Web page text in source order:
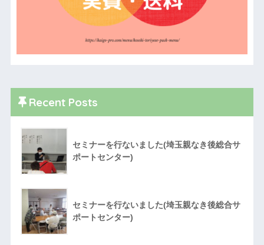
Recent Posts
セミナーを行ないました(埼玉親なき後総合サ
ポートセンター)
セミナーを行ないました(埼玉親なき後総合サ
ポートセンター)